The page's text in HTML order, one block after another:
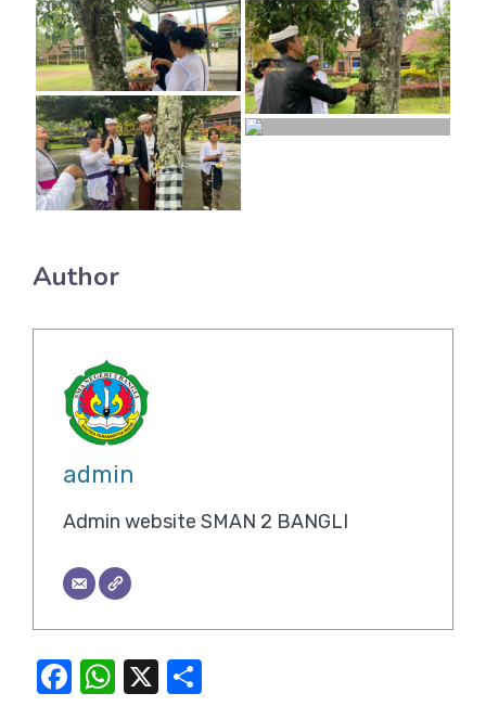
Author
admin
Admin website SMAN 2 BANGLI
F
W X